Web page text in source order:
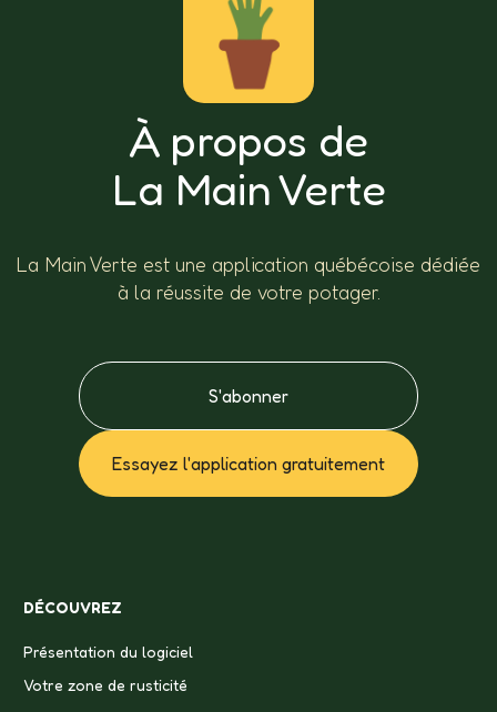
À propos de
La Main Verte
La Main Verte est une application québécoise dédiée
à la réussite de votre potager.
S'abonner
Essayez l'application gratuitement
DÉCOUVREZ
Présentation du logiciel
Votre zone de rusticité